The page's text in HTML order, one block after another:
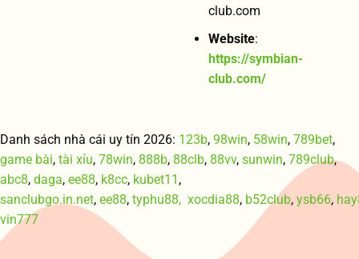
club.com
Website:
https://symbian-
club.com/
Danh sách nhà cái uy tín 2026: 123b, 98win, 58win, 789bet,
game bài, tài xỉu, 78win, 888b, 88clb, 88vv, sunwin, 789club,
abc8, daga, ee88, k8cc, kubet11 ,
sanclubgo.in.net, ee88, typhu88, xocdia88, b52club, ysb66,
vin777